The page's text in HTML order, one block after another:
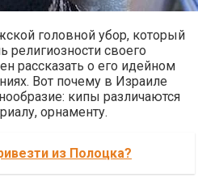
головной убор, который
религиозности своего
рассказать о его идейном
Вот почему в Израиле
кипы различаются
орнаменту.
из Полоцка?